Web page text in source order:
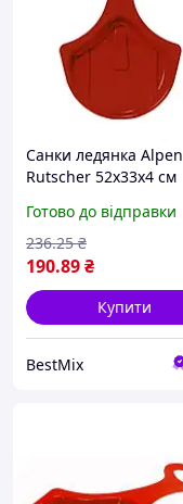
Санки ледянка Alpen
Rutscher 52x33x4 см
від 4 років
Готово до відправки
190.89₴
236.25 ₴
Купити
BestMix